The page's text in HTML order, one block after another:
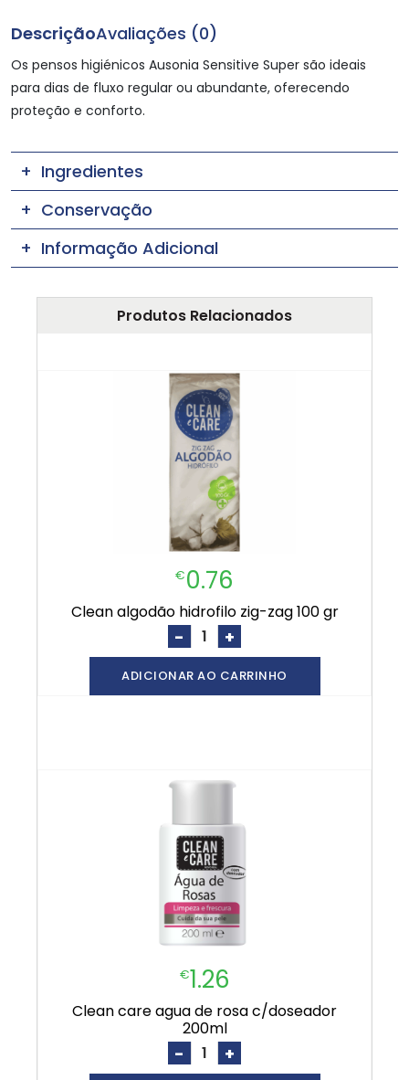
DescriçãoAvaliações (0)
Os pensos higiénicos Ausonia Sensitive Super são ideais
para dias de fluxo regular ou abundante, oferecendo
proteção e conforto.
Ingredientes
Conservação
Informação Adicional
Produtos Relacionados
€0.76
clean algodão hidrofilo zig-zag 100 gr
- +
ADICIONAR AO CARRINHO
€1.26
clean care agua de rosa c/doseador
200ml
- +